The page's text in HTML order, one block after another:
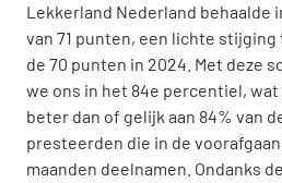
Lekkerland Nederland behaalde
van 71 punten, een lichte
de 70 punten in 2024. Met deze
we ons in het 84e percentiel,
beter dan of gelijk aan 84% van
presteerden die in de
maanden deelnamen. Ondanks